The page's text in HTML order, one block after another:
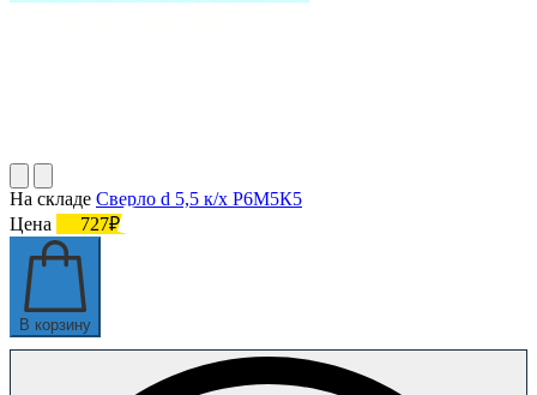
На складе Сверло d 5,5 к/х Р6М5К5
Цена
727₽
В корзину